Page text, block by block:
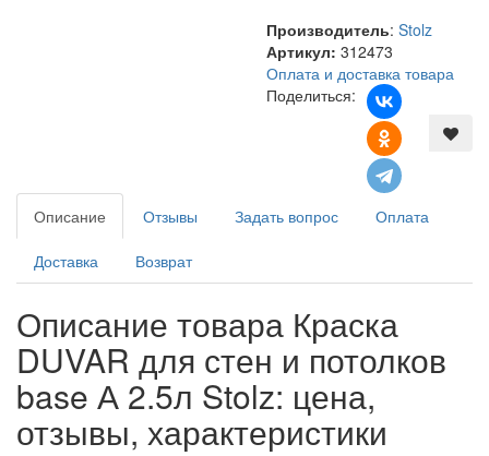
Производитель: Stolz
Артикул: 312473
Оплата и доставка товара
Поделиться:
Описание Отзывы Задать вопрос Оплата
Доставка Возврат
Описание товара Краска
DUVAR для стен и потолков
base А 2.5л Stolz: цена,
отзывы, характеристики